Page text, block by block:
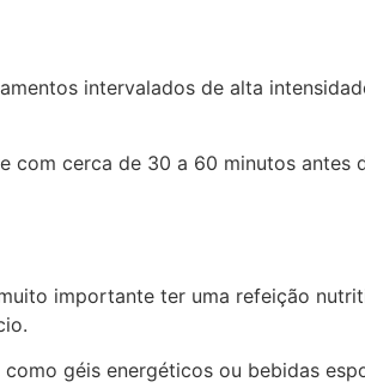
intervalados de alta
cerca de 30 a 60 minutos
importante ter uma refeição
géis energéticos ou bebidas